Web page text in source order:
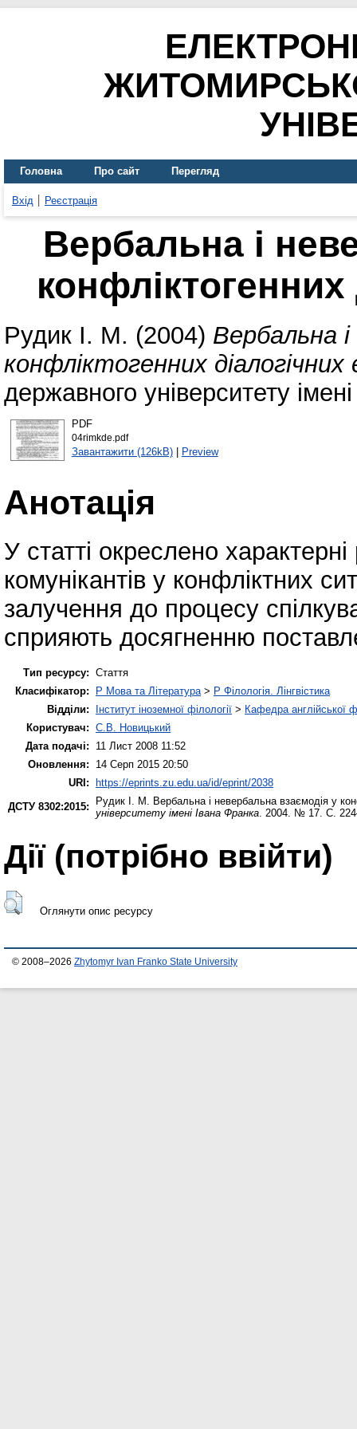
Головна Про сайт Перегляд
Вхід Реєстрація
Вербальна і
конфліктогенних
Рудик І. М. (2004) Вербальна
конфліктогенних
державного університету
PDF
04rimkde.pdf
Завантажити (126kB)| Preview
Анотація
У статті окреслено
комунікантів у конфліктних
залучення до процесу
сприяють досягненню
Тип ресурсу: Стаття
Класифікатор:
P Мова та Література > P Філологія. Лінгвістика
Відділи:
Інститут іноземної філології > Кафедра англійської
Користувач: С.В. Новицький
Дата подачі:
11 Лист 2008 11:52
Оновлення:
14 Серп 2015 20:50
URI: https://eprints.zu.edu.ua/id/eprint/2038
ДСТУ 8302:2015:
Рудик І. М.
Вербальна і невербальна взаємодія у
університету імені Івана Франка . 2004. № 17. С.
Дії ​​(потрібно ввійти)
Оглянути опис ресурсу
© 2008–2026 Zhytomyr Ivan Franko State University